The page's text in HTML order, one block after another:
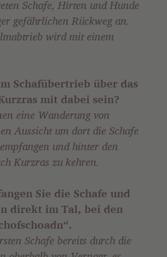
Schafe, Hirten und Hunde
gefährlichen Rückweg an.
wird mit einem
Schafübertrieb über das
mit dabei sein?
eine Wanderung von
Aussicht um dort die Schafe
und hinter den
Kurzras zu kehren.
Sie die Schafe und
direkt im Tal, bei den
Schafe bereits durch die